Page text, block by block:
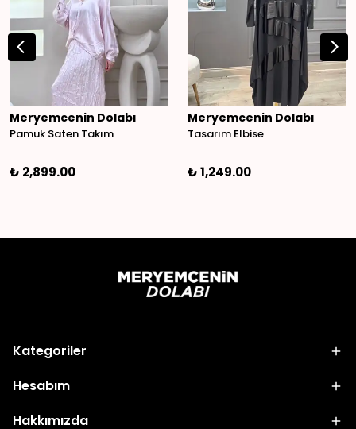
Meryemcenin Dolabı
Pamuk Saten Takım
₺ 2,899.00
Meryemcenin Dolabı
Tasarım Elbise
₺ 1,249.00
Kategoriler
Hesabım
Hakkımızda